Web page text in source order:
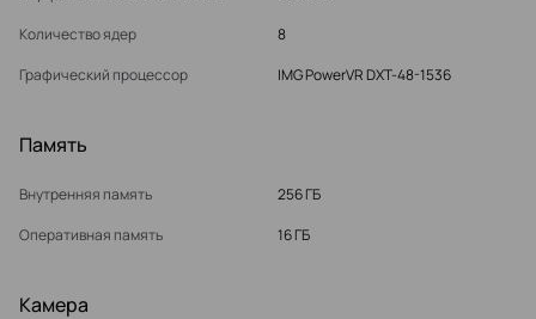
Количество ядер
8
Графический процессор
IMG PowerVR DXT-48-1536
Память
Внутренняя память
256 ГБ
Оперативная память
16 ГБ
Камера